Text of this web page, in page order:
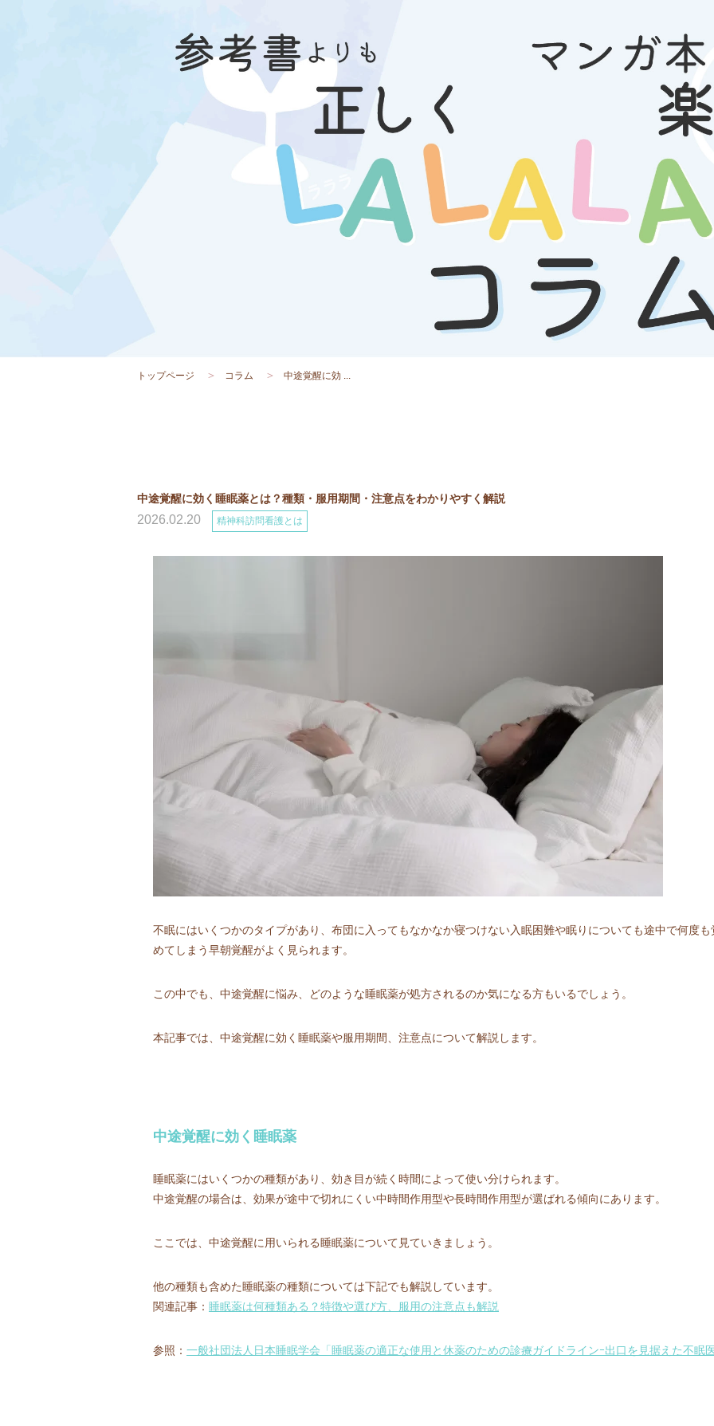
トップページ コラム 中途覚醒に効 ...
中途覚醒に効く睡眠薬とは？種類・服用期間・注意点をわかりやすく解説
2026.02.20 精神科訪問看護とは
不眠にはいくつかのタイプがあり、布団に入ってもなかなか寝つけない入眠困難や眠りについても途中で何度
めてしまう早朝覚醒がよく見られます。
この中でも、中途覚醒に悩み、どのような睡眠薬が処方されるのか気になる方もいるでしょう。
本記事では、中途覚醒に効く睡眠薬や服用期間、注意点について解説します。
中途覚醒に効く睡眠薬
睡眠薬にはいくつかの種類があり、効き目が続く時間によって使い分けられます。
中途覚醒の場合は、効果が途中で切れにくい中時間作用型や長時間作用型が選ばれる傾向にあります。
ここでは、中途覚醒に用いられる睡眠薬について見ていきましょう。
他の種類も含めた睡眠薬の種類については下記でも解説しています。
関連記事： 睡眠薬は何種類ある？特徴や選び方、服用の注意点も解説
参照： 一般社団法人日本睡眠学会「睡眠薬の適正な使用と休薬のための診療ガイドラインｰ出⼝を⾒据えた不眠